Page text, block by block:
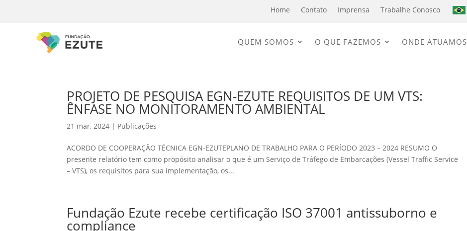
Home Contato Imprensa Trabalhe Conosco
QUEM SOMOS O QUE FAZEMOS ONDE ATUAMOS
PROJETO DE PESQUISA EGN-EZUTE REQUISITOS DE UM VTS:
ÊNFASE NO MONITORAMENTO AMBIENTAL
21 mar, 2024 | Publicações
ACORDO DE COOPERAÇÃO TÉCNICA EGN-EZUTEPLANO DE TRABALHO PARA O PERÍODO 2023 – 2024 RESUMO O
presente relatório tem como propósito analisar o que é um Serviço de Tráfego de Embarcações (Vessel Traffic Service
– VTS), os requisitos para sua implementação, os...
Fundação Ezute recebe certificação ISO 37001 antissuborno e
compliance